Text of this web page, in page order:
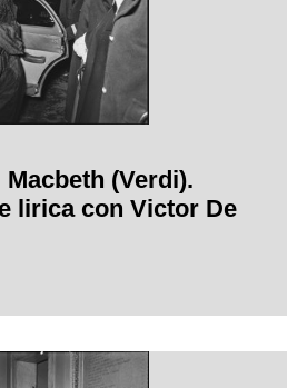
(Verdi).
lirica con Victor De